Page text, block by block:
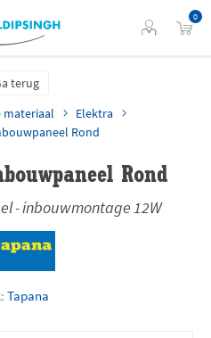
0
terug
Elektra
Rond
Rond
- inbouwmontage 12W
Tapana